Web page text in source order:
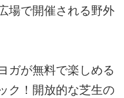
場で開催される野外
ガが無料で楽しめる
ク！開放的な芝生の